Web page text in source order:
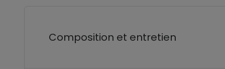
Composition et entretien